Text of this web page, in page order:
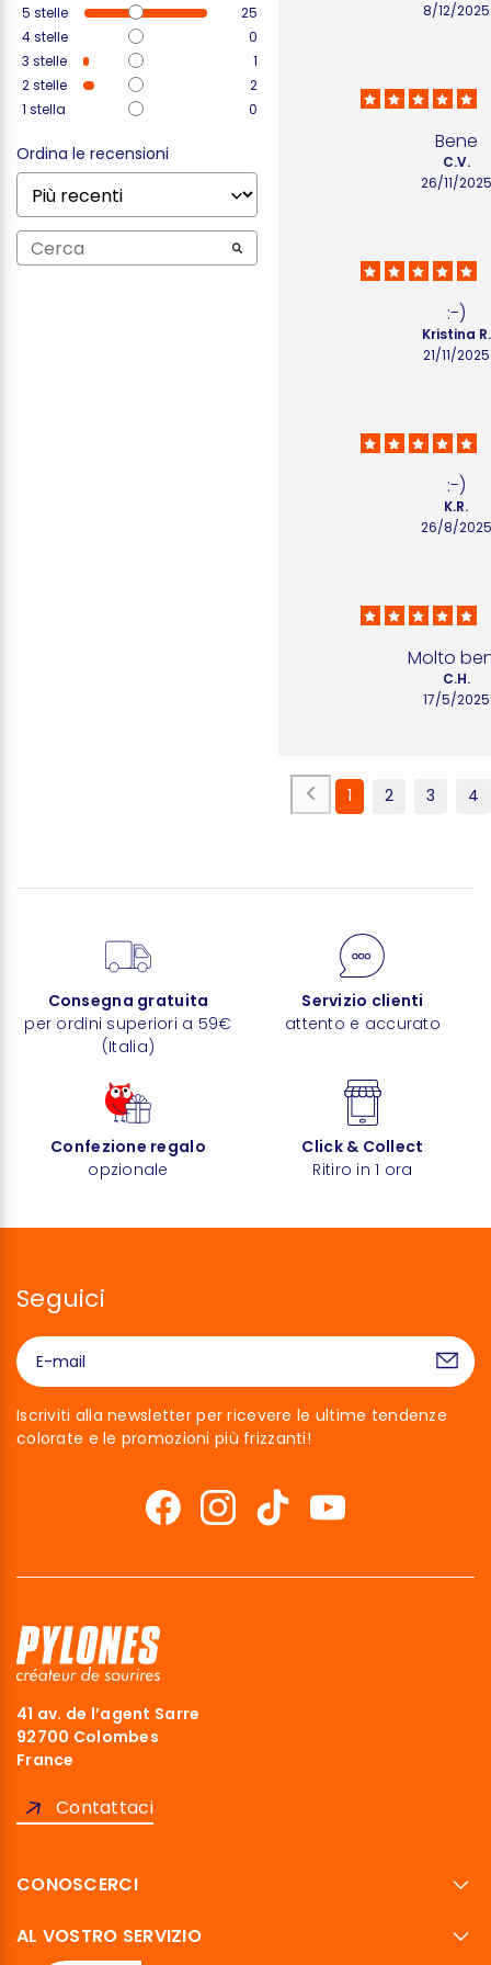
5 stelle
25
4stelle
0
3 stelle
1
2stelle
2
1 stella 0
Ordina le recensioni
8/12/2025
Bene
26/11/2025
C.V.
:-)
21/11/2025
Kristina R.
:-)
26/8/2025
K.R.
Molto
17/5/2025
C.H.
1 2 3 4
Consegna gratuita
per ordini superiori a 59€
(Italia)
Servizio clienti
attento e accurato
Confezione regalo
opzionale
Click & Collect
Ritiro in 1 ora
Seguici
Iscriviti alla newsletter per ricevere le ultime tendenze
colorate e le promozioni più frizzanti!
41 av. de l’agent Sarre
92700 Colombes
France
Contattaci
CONOSCERCI
AL VOSTRO SERVIZIO